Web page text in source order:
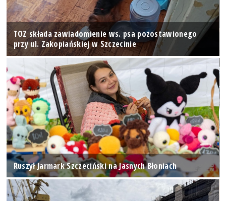
TOZ składa zawiadomienie ws. psa pozostawionego
przy ul. Zakopiańskiej w Szczecinie
Ruszył Jarmark Szczeciński na Jasnych Błoniach